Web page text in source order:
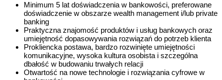
Minimum 5 lat doświadczenia w bankowości, preferowane
doświadczenie w obszarze wealth management i/lub private
banking
Praktyczna znajomość produktów i usług bankowych oraz
umiejętność dopasowywania rozwiązań do potrzeb klienta
Prokliencka postawa, bardzo rozwinięte umiejętności
komunikacyjne, wysoka kultura osobista i szczególna
dbałość w budowaniu trwałych relacji
Otwartość na nowe technologie i rozwiązania cyfrowe w